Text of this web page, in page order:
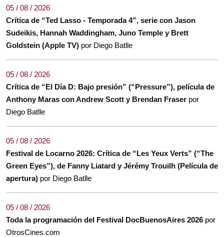
05 / 08 / 2026
Crítica de “Ted Lasso - Temporada 4”, serie con Jason
Sudeikis, Hannah Waddingham, Juno Temple y Brett
Goldstein (Apple TV) por Diego Batlle
05 / 08 / 2026
Crítica de “El Día D: Bajo presión” (“Pressure”), película de
Anthony Maras con Andrew Scott y Brendan Fraser por
Diego Batlle
05 / 08 / 2026
Festival de Locarno 2026: Crítica de “Les Yeux Verts” (“The
Green Eyes”), de Fanny Liatard y Jérémy Trouilh (Película de
apertura) por Diego Batlle
05 / 08 / 2026
Toda la programación del Festival DocBuenosAires 2026 por
OtrosCines.com